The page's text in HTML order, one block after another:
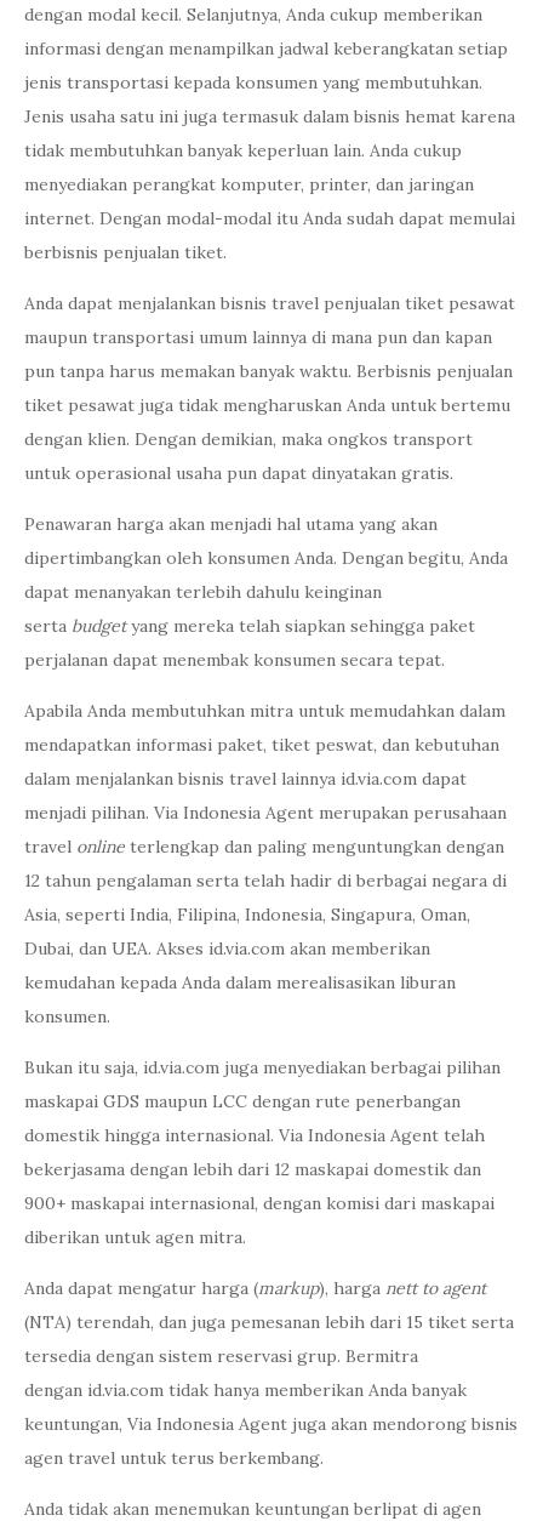
dengan modal kecil. Selanjutnya, Anda cukup memberikan
informasi dengan menampilkan jadwal keberangkatan setiap
jenis transportasi kepada konsumen yang membutuhkan.
Jenis usaha satu ini juga termasuk dalam bisnis hemat karena
tidak membutuhkan banyak keperluan lain. Anda cukup
menyediakan perangkat komputer, printer, dan jaringan
internet. Dengan modal-modal itu Anda sudah dapat memulai
berbisnis penjualan tiket.
Anda dapat menjalankan bisnis travel penjualan tiket pesawat
maupun transportasi umum lainnya di mana pun dan kapan
pun tanpa harus memakan banyak waktu. Berbisnis penjualan
tiket pesawat juga tidak mengharuskan Anda untuk bertemu
dengan klien. Dengan demikian, maka ongkos transport
untuk operasional usaha pun dapat dinyatakan gratis.
Penawaran harga akan menjadi hal utama yang akan
dipertimbangkan oleh konsumen Anda. Dengan begitu, Anda
dapat menanyakan terlebih dahulu keinginan
serta budgetyang mereka telah siapkan sehingga paket
perjalanan dapat menembak konsumen secara tepat.
Apabila Anda membutuhkan mitra untuk memudahkan dalam
mendapatkan informasi paket, tiket peswat, dan kebutuhan
dalam menjalankan bisnis travel lainnya id.via.com dapat
menjadi pilihan. Via Indonesia Agent merupakan perusahaan
travel online terlengkap dan paling menguntungkan dengan
12 tahun pengalaman serta telah hadir di berbagai negara di
Asia, seperti India, Filipina, Indonesia, Singapura, Oman,
Dubai, dan UEA. Akses id.via.com akan memberikan
kemudahan kepada Anda dalam merealisasikan liburan
konsumen.
Bukan itu saja, id.via.com juga menyediakan berbagai pilihan
maskapai GDS maupun LCC dengan rute penerbangan
domestik hingga internasional. Via Indonesia Agent telah
bekerjasama dengan lebih dari 12 maskapai domestik dan
900+ maskapai internasional, dengan komisi dari maskapai
diberikan untuk agen mitra.
Anda dapat mengatur harga (markup), harga nett to agent
(NTA) terendah, dan juga pemesanan lebih dari 15 tiket serta
tersedia dengan sistem reservasi grup. Bermitra
dengan id.via.com tidak hanya memberikan Anda banyak
keuntungan, Via Indonesia Agent juga akan mendorong bisnis
agen travel untuk terus berkembang.
Anda tidak akan menemukan keuntungan berlipat di agen